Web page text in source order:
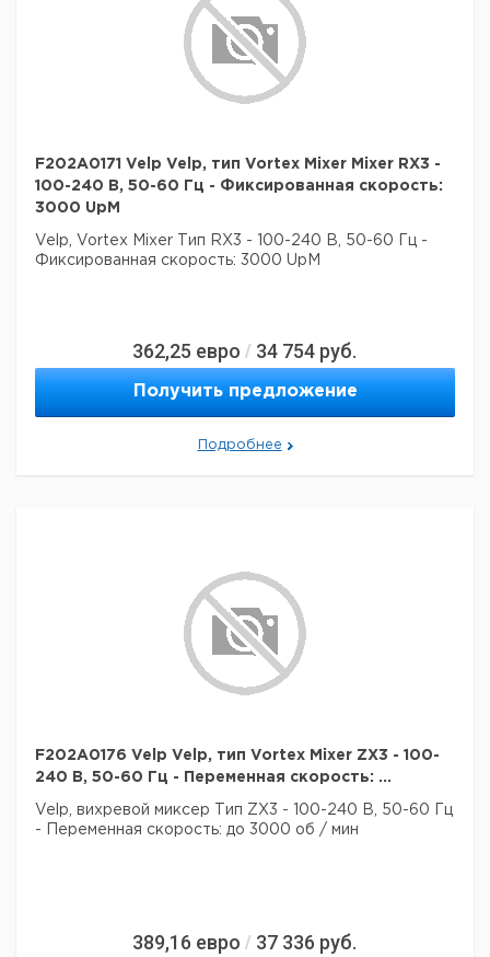
F202A0171 Velp Velp, тип Vortex Mixer Mixer RX3 -
100-240 В, 50-60 Гц - Фиксированная скорость:
3000 UpM
Velp, Vortex Mixer Тип RX3 - 100-240 В, 50-60 Гц -
Фиксированная скорость: 3000 UpM
362,25 евро / 34 754 руб.
Получить предложение
Подробнее
F202A0176 Velp Velp, тип Vortex Mixer ZX3 - 100-
240 В, 50-60 Гц - Переменная скорость: ...
Velp, вихревой миксер Тип ZX3 - 100-240 В, 50-60 Гц
- Переменная скорость: до 3000 об / мин
389,16 евро / 37 336 руб.